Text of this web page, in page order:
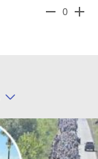
remove 0 add